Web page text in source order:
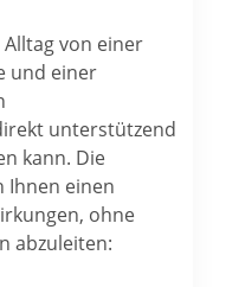
von einer
und einer
unterstützend
kann. Die
Ihnen einen
ohne
abzuleiten: